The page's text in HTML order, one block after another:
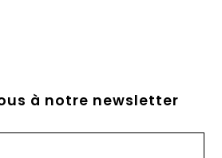
à notre newsletter